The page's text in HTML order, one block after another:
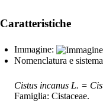
Caratteristiche
Immagine:
Nomenclatura e
Cistus incanus L. =
Famiglia: Cistaceae.